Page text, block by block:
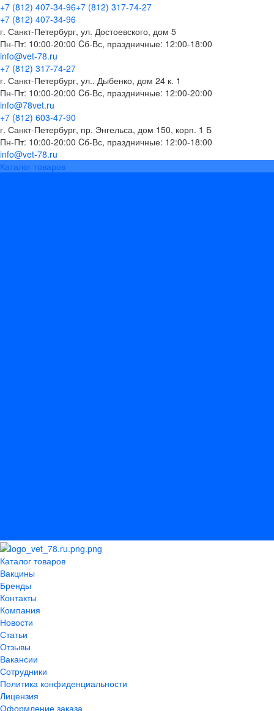
+7 (812) 407-34-96+7 (812) 317-74-27
+7 (812) 407-34-96
г. Санкт-Петербург, ул. Достоевского, дом 5
Пн-Пт: 10:00-20:00 Cб-Вс, праздничные: 12:00-18:00
info@vet-78.ru
+7 (812) 317-74-27
г. Санкт-Петербург, ул.. Дыбенко, дом 24 к. 1
Пн-Пт: 10:00-20:00 Cб-Вс, праздничные: 12:00-20:00
info@78vet.ru
+7 (812) 603-47-90
г. Санкт-Петербург, пр. Энгельса, дом 150, корп. 1 Б
Пн-Пт: 10:00-20:00 Cб-Вс, праздничные: 12:00-18:00
info@vet-78.ru
Каталог товаров
Каталог товаров
Вакцины
Бренды
Контакты
Компания
Новости
Статьи
Отзывы
Вакансии
Сотрудники
Политика конфиденциальности
Лицензия
Оформление заказа